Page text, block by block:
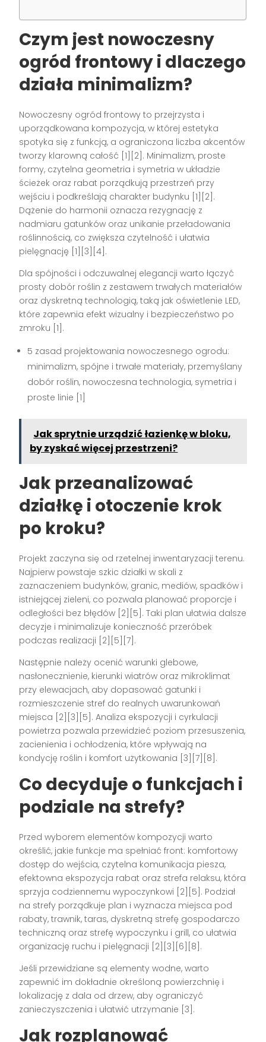
Czym jest nowoczesny
ogród frontowy i dlaczego
działa minimalizm?
Nowoczesny ogród frontowy to przejrzysta i
uporządkowana kompozycja, w której estetyka
spotyka się z funkcją, a ograniczona liczba akcentów
tworzy klarowną całość [1][2]. Minimalizm, proste
formy, czytelna geometria i symetria w układzie
ścieżek oraz rabat porządkują przestrzeń przy
wejściu i podkreślają charakter budynku [1][2].
Dążenie do harmonii oznacza rezygnację z
nadmiaru gatunków oraz unikanie przeładowania
roślinnością, co zwiększa czytelność i ułatwia
pielęgnację [1][3][4].
Dla spójności i odczuwalnej elegancji warto łączyć
prosty dobór roślin z zestawem trwałych materiałów
oraz dyskretną technologią, taką jak oświetlenie LED,
które zapewnia efekt wizualny i bezpieczeństwo po
zmroku [1].
5 zasad projektowania nowoczesnego ogrodu:
minimalizm, spójne i trwałe materiały, przemyślany
dobór roślin, nowoczesna technologia, symetria i
proste linie [1]
Jak sprytnie urządzić łazienkę w bloku,
by zyskać więcej przestrzeni?
Jak przeanalizować
działkę i otoczenie krok
po kroku?
Projekt zaczyna się od rzetelnej inwentaryzacji terenu.
Najpierw powstaje szkic działki w skali z
zaznaczeniem budynków, granic, mediów, spadków i
istniejącej zieleni, co pozwala planować proporcje i
odległości bez błędów [2][5]. Taki plan ułatwia dalsze
decyzje i minimalizuje konieczność przeróbek
podczas realizacji [2][5][7].
Następnie należy ocenić warunki glebowe,
nasłonecznienie, kierunki wiatrów oraz mikroklimat
przy elewacjach, aby dopasować gatunki i
rozmieszczenie stref do realnych uwarunkowań
miejsca [2][3][5]. Analiza ekspozycji i cyrkulacji
powietrza pozwala przewidzieć poziom przesuszenia,
zacienienia i ochłodzenia, które wpływają na
kondycję roślin i komfort użytkowania [3][7][8].
Co decyduje o funkcjach i
podziale na strefy?
Przed wyborem elementów kompozycji warto
określić, jakie funkcje ma spełniać front: komfortowy
dostęp do wejścia, czytelna komunikacja piesza,
efektowna ekspozycja rabat oraz strefa relaksu, która
sprzyja codziennemu wypoczynkowi [2][5]. Podział
na strefy porządkuje plan i wyznacza miejsca pod
rabaty, trawnik, taras, dyskretną strefę gospodarczo
techniczną oraz strefę wypoczynku i grill, co ułatwia
organizację ruchu i pielęgnacji [2][3][6][8].
Jeśli przewidziane są elementy wodne, warto
zapewnić im dokładnie określoną powierzchnię i
lokalizację z dala od drzew, aby ograniczyć
zanieczyszczenia i ułatwić utrzymanie [3].
Jak rozplanować